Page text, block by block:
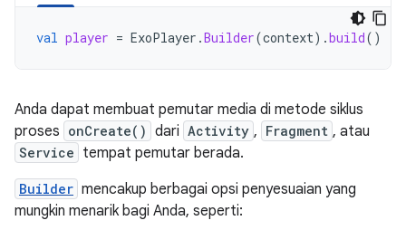
val player = ExoPlayer .Builder(context).build()
Anda dapat membuat pemutar media di metode siklus
proses onCreate() dari Activity , Fragment , atau
Service tempat pemutar berada.
Builder mencakup berbagai opsi penyesuaian yang
mungkin menarik bagi Anda, seperti: